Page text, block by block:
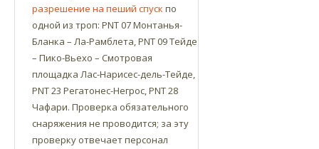
разрешение на пеший спуск по
одной из троп: PNT 07 Монтанья-
Бланка – Ла-Рамблета, PNT 09 Тейде
– Пико-Вьехо – Смотровая
площадка Лас-Нарисес-дель-Тейде,
PNT 23 Регатонес-Негрос, PNT 28
Чафари. Проверка обязательного
снаряжения не проводится; за эту
проверку отвечает персонал